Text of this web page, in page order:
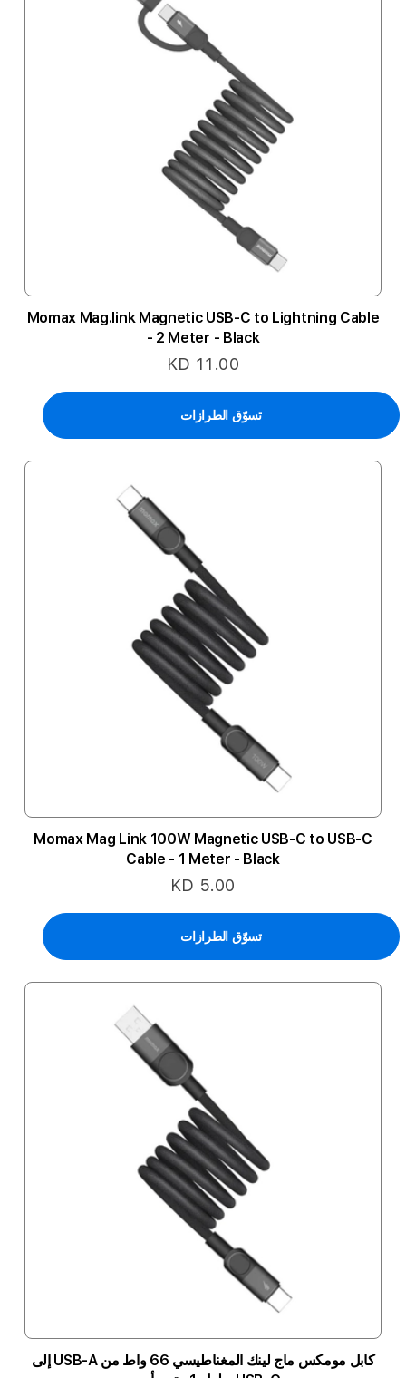
Momax Mag.link Magnetic USB-C to Lightning Cable
- 2 Meter - Black
KD 11.00
تسوّق الطرازات
Momax Mag Link 100W Magnetic USB-C to USB-C
Cable - 1 Meter - Black
KD 5.00
تسوّق الطرازات
كابل مومكس ماج لينك المغناطيسي 66 واط من USB-A إلى